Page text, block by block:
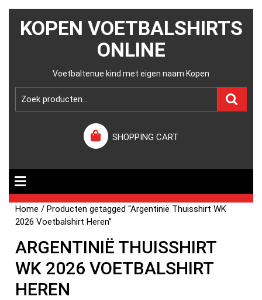
KOPEN VOETBALSHIRTS
ONLINE
Voetbaltenue kind met eigen naam Kopen
SHOPPING CART
Home / Producten getagged “Argentinië Thuisshirt WK
2026 Voetbalshirt Heren”
ARGENTINIË THUISSHIRT
WK 2026 VOETBALSHIRT
HEREN